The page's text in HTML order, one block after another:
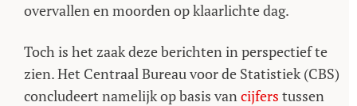
overvallen en moorden op klaarlichte dag.
Toch is het zaak deze berichten in perspectief te
zien. Het Centraal Bureau voor de Statistiek (CBS)
concludeert namelijk op basis vancijfers tussen